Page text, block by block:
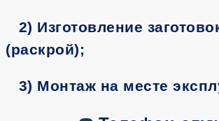
2) Изготовление
(раскрой);
3) Монтаж на месте